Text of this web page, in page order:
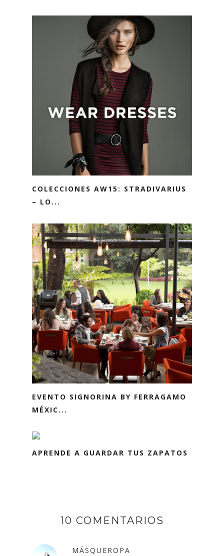
COLECCIONES AW15: STRADIVARIUS
– LO...
EVENTO SIGNORINA BY FERRAGAMO
MÉXIC...
APRENDE A GUARDAR TUS ZAPATOS
10 COMENTARIOS
MÁSQUEROPA